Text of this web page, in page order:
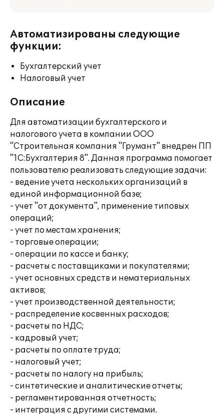
Автоматизированы следующие
функции:
Бухгалтерский учет
Налоговый учет
Описание
Для автоматизации бухгалтерского и
налогового учета в компании ООО
"Строительная компания "Грумант" внедрен ПП
"1С:Бухгалтерия 8". Данная программа помогает
пользователю реализовать следующие задачи:
- ведение учета нескольких организаций в
единой информационной базе;
- учет "от документа", применение типовых
операций;
- учет по местам хранения;
- торговые операции;
- операции по кассе и банку;
- расчеты с поставщиками и покупателями;
- учет основных средств и нематериальных
активов;
- учет производственной деятельности;
- распределение косвенных расходов;
- расчеты по НДС;
- кадровый учет;
- расчеты по оплате труда;
- налоговый учет;
- расчеты по налогу на прибыль;
- синтетические и аналитические отчеты;
- регламентированная отчетность;
- интеграция с другими системами.